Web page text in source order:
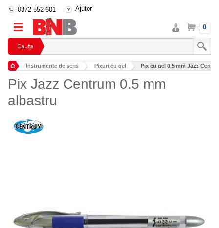
Cauta
0372 552 601 Ajutor
Intra
in
cont
Cos 0
Instrumente de scris Pixuri cu gel Pix cu gel 0.5 mm Jazz
Pix Jazz Centrum 0.5 mm
albastru